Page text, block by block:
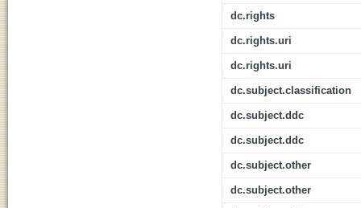
dc.rights
dc.rights.uri
dc.rights.uri
dc.subject.classification
dc.subject.ddc
dc.subject.ddc
dc.subject.other
dc.subject.other